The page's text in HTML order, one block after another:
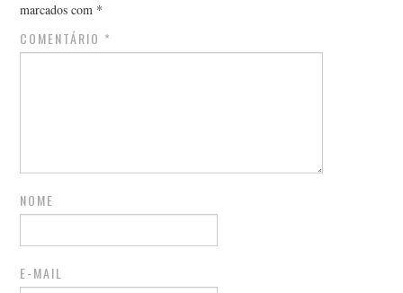
marcados com *
COMENTÁRIO *
NOME
E-MAIL